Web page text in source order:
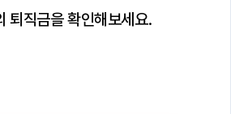
퇴직금을 확인해보세요.